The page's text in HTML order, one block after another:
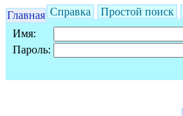
Главная Справка Простой поиск
Имя:
Пароль: